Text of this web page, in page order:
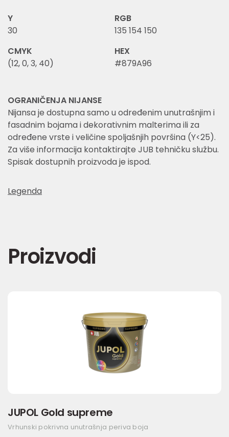
Y
30
RGB
135 154 150
CMYK
(12, 0, 3, 40)
HEX
#879A96
OGRANIČENJA NIJANSE
Nijansa je dostupna samo u određenim unutrašnjim i
fasadnim bojama i dekorativnim malterima ili za
određene vrste i veličine spoljašnjih površina (Y<25).
Za više informacija kontaktirajte JUB tehničku službu.
Spisak dostupnih proizvoda je ispod.
Legenda
Proizvodi
JUPOL Gold supreme
Vrhunski pokrivna unutrašnja periva boja